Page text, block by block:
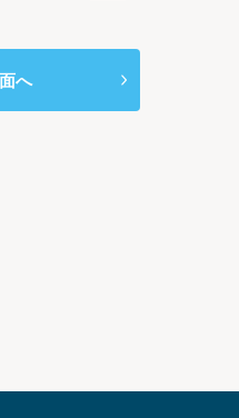
本規約に基づき「おシゴ
へ